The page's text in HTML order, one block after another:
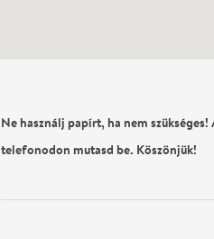
Ne használj papírt, ha nem
telefonodon mutasd be. Köszönjük!